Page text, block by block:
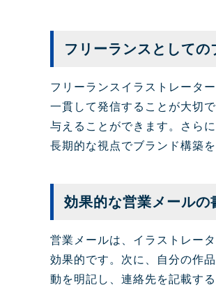
フリーランスとしての
フリーランスイラストレータ
一貫して発信することが大切
与えることができます。さら
長期的な視点でブランド構築
効果的な営業メールの
営業メールは、イラストレー
効果的です。次に、自分の作
動を明記し、連絡先を記載す